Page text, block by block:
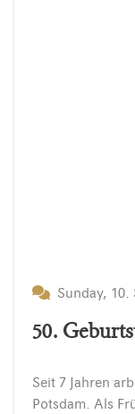
Sunday, 10.
50.
Seit 7 Jahren
Potsdam. Als